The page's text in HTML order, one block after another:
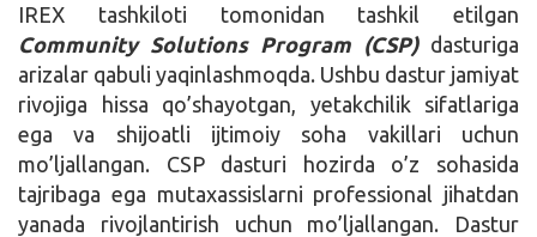
IREX tashkiloti tomonidan tashkil etilgan
Community Solutions Program (CSP) dasturiga
arizalar qabuli yaqinlashmoqda. Ushbu dastur jamiyat
rivojiga hissa qo’shayotgan, yetakchilik sifatlariga
ega va shijoatli ijtimoiy soha vakillari uchun
mo’ljallangan. CSP dasturi hozirda o’z sohasida
tajribaga ega mutaxassislarni professional jihatdan
yanada rivojlantirish uchun mo’ljallangan. Dastur